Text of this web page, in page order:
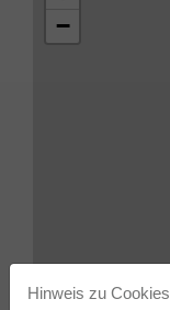
−
Hinweis zu Cookies